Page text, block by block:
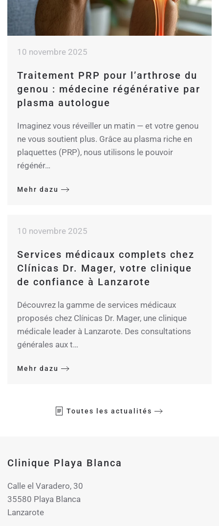
10 novembre 2025
Traitement PRP pour l’arthrose du
genou : médecine régénérative par
plasma autologue
Imaginez vous réveiller un matin — et votre genou
ne vous soutient plus. Grâce au plasma riche en
plaquettes (PRP), nous utilisons le pouvoir
régénér…
Mehr dazu
10 novembre 2025
Services médicaux complets chez
Clínicas Dr. Mager, votre clinique
de confiance à Lanzarote
Découvrez la gamme de services médicaux
proposés chez Clínicas Dr. Mager, une clinique
médicale leader à Lanzarote. Des consultations
générales aux t…
Mehr dazu
Toutes les actualités
Clinique Playa Blanca
Calle el Varadero, 30
35580 Playa Blanca
Lanzarote